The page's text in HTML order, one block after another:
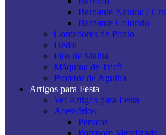
Barbante Natural / Cru
Barbante Colorido
Contadores de Ponto
Dedal
Fios de Malha
Máquina de Tricô
Protetor de Agulha
Artigos para Festa
Ver Artigos para Festa
Acessórios
Perucas
Pompom Metalizado